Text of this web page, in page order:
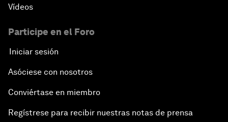
Vídeos
Participe en el Foro
Iniciar sesión
Asóciese con nosotros
Conviértase en miembro
Regístrese para recibir nuestras notas de prensa